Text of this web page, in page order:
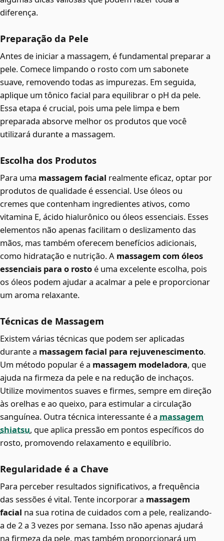
diferença.
Preparação da Pele
Antes de iniciar a massagem, é fundamental preparar a
pele. Comece limpando o rosto com um sabonete
suave, removendo todas as impurezas. Em seguida,
aplique um tônico facial para equilibrar o pH da pele.
Essa etapa é crucial, pois uma pele limpa e bem
preparada absorve melhor os produtos que você
utilizará durante a massagem.
Escolha dos Produtos
Para uma massagem facial realmente eficaz, optar por
produtos de qualidade é essencial. Use óleos ou
cremes que contenham ingredientes ativos, como
vitamina E, ácido hialurônico ou óleos essenciais. Esses
elementos não apenas facilitam o deslizamento das
mãos, mas também oferecem benefícios adicionais,
como hidratação e nutrição. A massagem com óleos
essenciais para o rosto é uma excelente escolha, pois
os óleos podem ajudar a acalmar a pele e proporcionar
um aroma relaxante.
Técnicas de Massagem
Existem várias técnicas que podem ser aplicadas
durante a massagem facial para rejuvenescimento.
Um método popular é a massagem modeladora, que
ajuda na firmeza da pele e na redução de inchaços.
Utilize movimentos suaves e firmes, sempre em direção
às orelhas e ao queixo, para estimular a circulação
sanguínea. Outra técnica interessante é a massagem
shiatsu, que aplica pressão em pontos específicos do
rosto, promovendo relaxamento e equilíbrio.
Regularidade é a Chave
Para perceber resultados significativos, a frequência
das sessões é vital. Tente incorporar a massagem
facial na sua rotina de cuidados com a pele, realizando-
a de 2 a 3 vezes por semana. Isso não apenas ajudará
na firmeza da pele, mas também proporcionará um